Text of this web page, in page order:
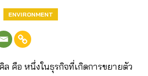
ENVIRONMENT
ล คือ หนึ่งในธุรกิจที่เกิดการขยายตัว